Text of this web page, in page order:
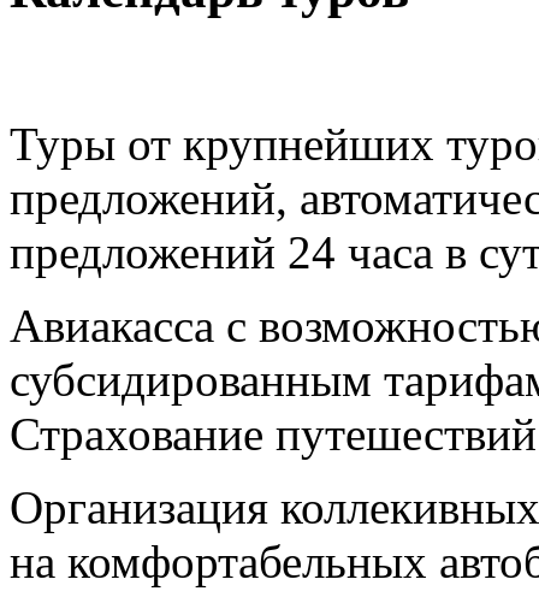
Туры от крупнейших
предложений,
предложений 24 часа в
Авиакасса с
субсидированным
Страхование
Организация
на комфортабельных